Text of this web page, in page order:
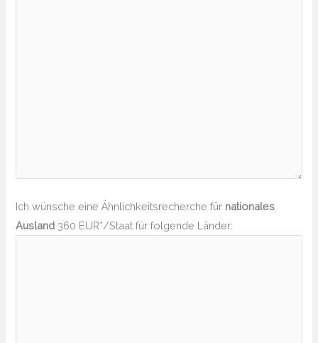
Ich wünsche eine Ähnlichkeitsrecherche für nationales
Ausland 360 EUR*/Staat für folgende Länder: